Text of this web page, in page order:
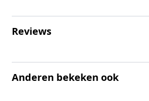
Reviews
Anderen bekeken ook